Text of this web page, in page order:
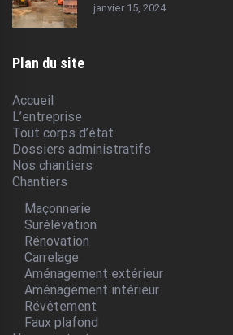
janvier 15, 2024
Plan du site
Accueil
L’entreprise
Tout corps d’état
Dossiers administratifs
Nos chantiers
Chantiers
Maçonnerie
Surélévation
Rénovation
Carrelage
Aménagement extérieur
Aménagement intérieur
Révêtement
Faux plafond